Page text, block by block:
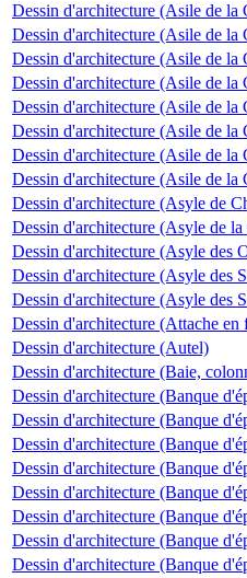
Dessin d'architecture (Asile de la
Dessin d'architecture (Asile de la
Dessin d'architecture (Asile de la
Dessin d'architecture (Asile de la
Dessin d'architecture (Asile de la
Dessin d'architecture (Asile de la
Dessin d'architecture (Asile de la
Dessin d'architecture (Asile de la
Dessin d'architecture (Asyle de
Dessin d'architecture (Asyle de
Dessin d'architecture (Asyle des
Dessin d'architecture (Asyle des
Dessin d'architecture (Asyle des
Dessin d'architecture (Attache en
Dessin d'architecture (Autel)
Dessin d'architecture (Baie,
Dessin d'architecture (Banque
Dessin d'architecture (Banque
Dessin d'architecture (Banque
Dessin d'architecture (Banque
Dessin d'architecture (Banque
Dessin d'architecture (Banque
Dessin d'architecture (Banque
Dessin d'architecture (Banque